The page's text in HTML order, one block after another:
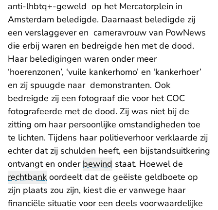
anti-lhbtq+-geweld op het Mercatorplein in
Amsterdam beledigde. Daarnaast beledigde zij
een verslaggever en cameravrouw van PowNews
die erbij waren en bedreigde hen met de dood.
Haar beledigingen waren onder meer
‘hoerenzonen’, ‘vuile kankerhomo’ en ‘kankerhoer’
en zij spuugde naar demonstranten. Ook
bedreigde zij een fotograaf die voor het COC
fotografeerde met de dood. Zij was niet bij de
zitting om haar persoonlijke omstandigheden toe
te lichten. Tijdens haar politieverhoor verklaarde zij
echter dat zij schulden heeft, een bijstandsuitkering
ontvangt en onderbewind staat. Hoewel de
rechtbank oordeelt dat de geëiste geldboete op
zijn plaats zou zijn, kiest die er vanwege haar
financiële situatie voor een deels voorwaardelijke